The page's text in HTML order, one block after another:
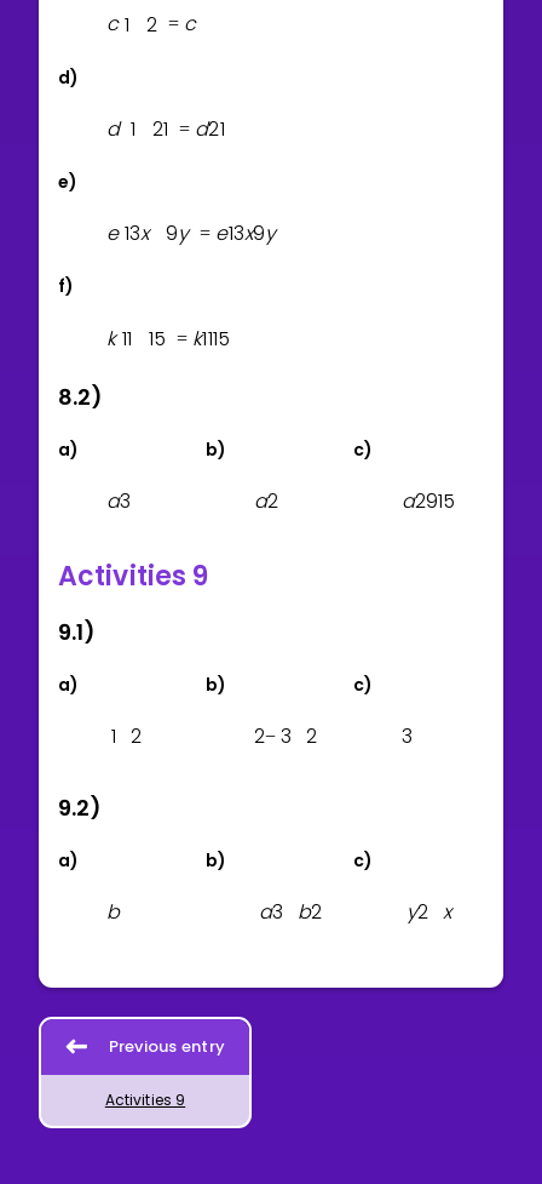
c 1 2 = c
d)
d 1 21 = d21
e)
e 13x 9y = e13x9y
f)
k 11 15 = k1115
8.2)
a)
a3
b)
a2
c)
a2915
Activities 9
9.1)
a)
1 2
b)
2− 3 2
c)
3
9.2)
a)
b
b)
a3 b2
c)
y2 x
Previous entry
Activities 9